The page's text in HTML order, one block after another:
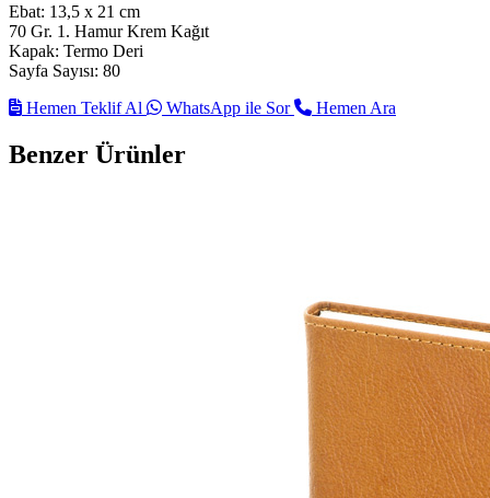
Ebat: 13,5 x 21 cm
70 Gr. 1. Hamur Krem Kağıt
Kapak: Termo Deri
Sayfa Sayısı: 80
Hemen Teklif Al
WhatsApp ile Sor Hemen Ara
Benzer Ürünler